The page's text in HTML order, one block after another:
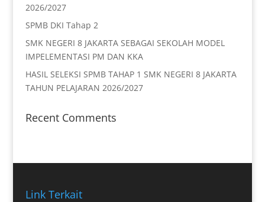
2026/2027
SPMB DKI Tahap 2
SMK NEGERI 8 JAKARTA SEBAGAI SEKOLAH MODEL
IMPELEMENTASI PM DAN KKA
HASIL SELEKSI SPMB TAHAP 1 SMK NEGERI 8 JAKARTA
TAHUN PELAJARAN 2026/2027
Recent Comments
Link Terkait